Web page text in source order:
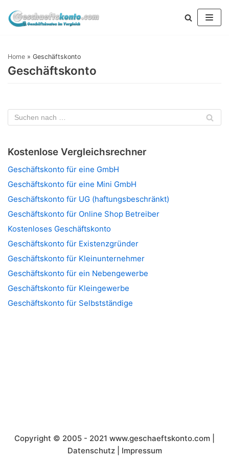
Zum
Inhalt
Home » Geschäftskonto
Geschäftskonto
Kostenlose Vergleichsrechner
Geschäftskonto für eine GmbH
Geschäftskonto für eine Mini GmbH
Geschäftskonto für UG (haftungsbeschränkt)
Geschäftskonto für Online Shop Betreiber
Kostenloses Geschäftskonto
Geschäftskonto für Existenzgründer
Geschäftskonto für Kleinunternehmer
Geschäftskonto für ein Nebengewerbe
Geschäftskonto für Kleingewerbe
Geschäftskonto für Selbstständige
Copyright © 2005 - 2021 www.geschaeftskonto.com
Datenschutz| Impressum